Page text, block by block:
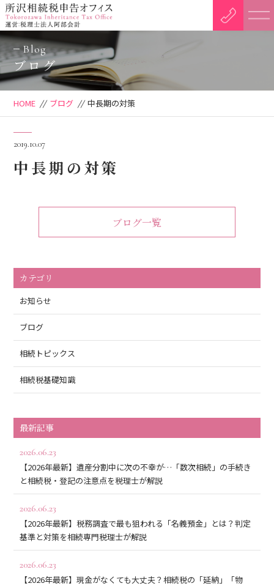
Blog
ブログ
HOME // ブログ // 中長期の対策
2019.10.07
中長期の対策
ブログ一覧
カテゴリ
お知らせ
ブログ
相続トピックス
相続税基礎知識
最新記事
2026.06.23
【2026年最新】遺産分割中に次の不幸が…「数次相続」の手続き
と相続税・登記の注意点を税理士が解説
2026.06.23
【2026年最新】税務調査で最も狙われる「名義預金」とは？判定
基準と対策を相続専門税理士が解説
2026.06.23
【2026年最新】現金がなくても大丈夫？相続税の「延納」「物